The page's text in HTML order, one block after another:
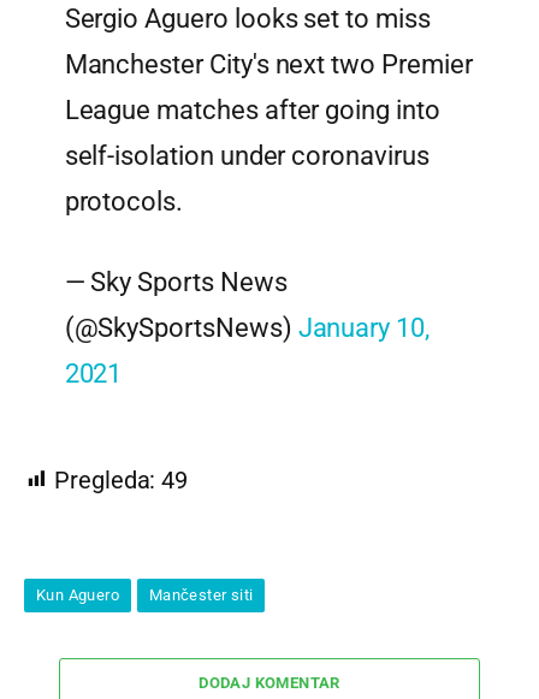
Sergio Aguero looks set to miss
Manchester City's next two Premier
League matches after going into
self-isolation under coronavirus
protocols.
— Sky Sports News
(@SkySportsNews) January 10,
2021
Pregleda: 49
Kun Aguero Mančester siti
DODAJ KOMENTAR